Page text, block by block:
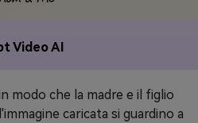
Video AI
in modo che la madre e il figlio
caricata si guardino a